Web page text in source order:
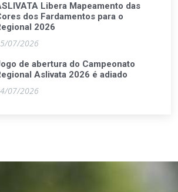
Libera Mapeamento das
dos Fardamentos para o
2026
07/2026
de abertura do Campeonato
Aslivata 2026 é adiado
07/2026